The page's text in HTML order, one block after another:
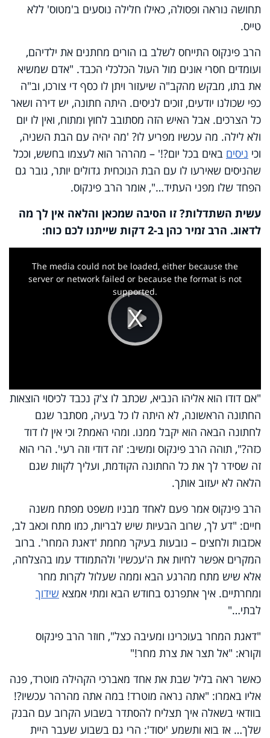
תחושה נוראה ופסולה, כאילו חלילה נוסעים ב'מטוס' ללא
טייס.
הרב פינקוס התייחס לשלב בו הורים מחתנים את ילדיהם,
ועומדים חסרי אונים מול העול הכלכלי הכבד. "אדם שמשיא
את בתו, מבקש מהקב"ה שיעזור ויתן לו כסף די צורכו, וב"ה
כפי שכולנו יודעים, זוכים לניסים. היתה חתונה, יש דירה ושאר
כל הצרכים. אבל האיש הזה מסתובב לחוץ ומתוח, ואין לו יום
ולא לילה. מה עכשיו מפריע לו? 'מה יהיה עם הבת השניה,
וכי ניסים באים בכל יום?!' – מהרהר הוא לעצמו בחשש, וככל
שהניסים שאירעו לו עם הבת הנוכחית גדולים יותר, גובר גם
הפחד שלו מפני העתיד…", אומר הרב פינקוס.
עשית השתדלות? זו הסיבה שמכאן והלאה אין לך מה
לדאוג. הרב זמיר כהן ב-2 דקות שייתנו לכם כוח:
Play
Video
This
The media could not be loaded, either because the
server or network failed or because the format is not
supported.
"אם דודו הוא אליהו הנביא, שכתב לו צ'ק נכבד לכיסוי הוצאות
החתונה הראשונה, לא היתה לו כל בעיה, מסתבר שגם
לחתונה הבאה הוא יקבל ממנו. ומהי האמת? וכי אין לו דוד
כזה?", תוהה הרב פינקוס ומשיב: 'זה דודי וזה רעי'. הרי הוא
זה שסידר לך את כל החתונה הקודמת, ועליך לקוות שגם
הלאה לא יעזוב אותך.
הרב פינקוס אמר פעם לאחד מבניו משפט מפתח משנה
חיים: "דע לך, שרוב הבעיות שיש לבריות, כמו מתח וכאב לב,
אכזבות ולחצים – נובעות בעיקר מחמת 'דאגת המחר'. ברוב
המקרים אפשר לחיות את ה'עכשיו' ולהתמודד עמו בהצלחה,
אלא שיש מתח מהרגע הבא וממה שעלול לקרות מחר
ומחרתיים. איך אתפרנס בחודש הבא ומתי אמצא שידוך
לבתי…"
"דאגת המחר בעוכרינו ומעיבה כצל", חוזר הרב פינקוס
וקורא: "אל תצר את צרת מחר!"
כאשר ראה בליל שבת את אחד מאברכי הקהילה מוטרד, פנה
אליו באמרו: "אתה נראה מוטרד! במה אתה מהרהר עכשיו?!
בוודאי בשאלה איך תצליח להסתדר בשבוע הקרוב עם הבנק
שלך… אז בוא ותשמע 'יסוד': הרי גם בשבוע שעבר היית